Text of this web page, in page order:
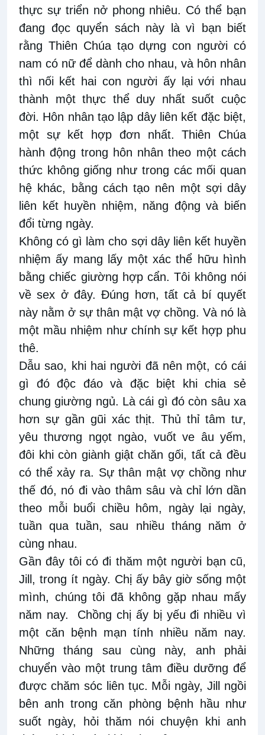
thực sự triển nở phong nhiêu. Có thể bạn
đang đọc quyển sách này là vì bạn biết
rằng Thiên Chúa tạo dựng con người có
nam có nữ để dành cho nhau, và hôn nhân
thì nối kết hai con người ấy lại với nhau
thành một thực thể duy nhất suốt cuộc
đời. Hôn nhân tạo lập dây liên kết đặc biệt,
một sự kết hợp đơn nhất. Thiên Chúa
hành động trong hôn nhân theo một cách
thức không giống như trong các mối quan
hệ khác, bằng cách tạo nên một sợi dây
liên kết huyền nhiệm, năng động và biến
đổi từng ngày.
Không có gì làm cho sợi dây liên kết huyền
nhiệm ấy mang lấy một xác thể hữu hình
bằng chiếc giường hợp cẩn. Tôi không nói
về sex ở đây. Đúng hơn, tất cả bí quyết
này nằm ở sự thân mật vợ chồng. Và nó là
một mầu nhiệm như chính sự kết hợp phu
thê.
Dẫu sao, khi hai người đã nên một, có cái
gì đó độc đáo và đặc biệt khi chia sẻ
chung giường ngủ. Là cái gì đó còn sâu xa
hơn sự gần gũi xác thịt. Thủ thỉ tâm tư,
yêu thương ngọt ngào, vuốt ve âu yếm,
đôi khi còn giành giật chăn gối, tất cả đều
có thể xảy ra. Sự thân mật vợ chồng như
thế đó, nó đi vào thâm sâu và chỉ lớn dần
theo mỗi buổi chiều hôm, ngày lại ngày,
tuần qua tuần, sau nhiều tháng năm ở
cùng nhau.
Gần đây tôi có đi thăm một người bạn cũ,
Jill, trong ít ngày. Chị ấy bây giờ sống một
mình, chúng tôi đã không gặp nhau mấy
năm nay.
Chồng chị ấy bị yếu đi nhiều vì
một căn bệnh mạn tính nhiều năm nay.
Những tháng sau cùng này, anh phải
chuyển vào một trung tâm điều dưỡng để
được chăm sóc liên tục. Mỗi ngày, Jill ngồi
bên anh trong căn phòng bệnh hầu như
suốt ngày, hỏi thăm nói chuyện khi anh